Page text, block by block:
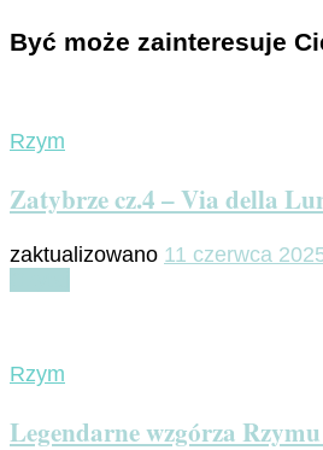
Być może zainteresuje
Rzym
Zatybrze cz.4 – Via della
zaktualizowano 11 czerwca
Rzym
Legendarne wzgórza